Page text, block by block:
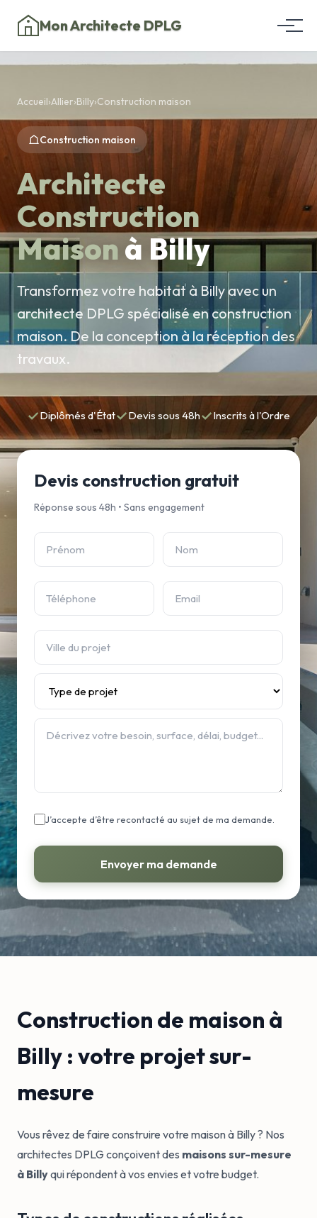
Mon Architecte DPLG
Accueil›Allier›Billy›Construction maison
Construction maison
Architecte
Construction
Maisonà Billy
Transformez votre habitat à Billy avec un
architecte DPLG spécialisé en construction
maison. De la conception à la réception des
travaux.
✓Diplômés d'État✓Devis sous 48h✓Inscrits à l'Ordre
Devis construction gratuit
Réponse sous 48h • Sans engagement
J’accepte d’être recontacté au sujet de ma demande.
Envoyer ma demande
Construction de maison à
Billy : votre projet sur-
mesure
Vous rêvez de faire construire votre maison à Billy ? Nos
architectes DPLG conçoivent des maisons sur-mesure
à Billyqui répondent à vos envies et votre budget.